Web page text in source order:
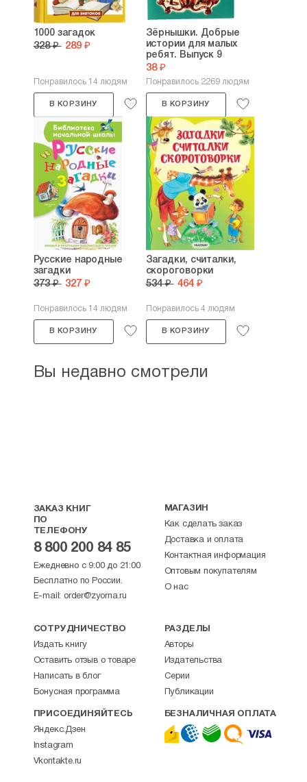
1000 загадок
328 ₽ 289 ₽
Понравилось 14 людям
В КОРЗИНУ
Зёрнышки. Добрые
истории для малых
ребят. Выпуск 9
38 ₽
Понравилось 2269 людям
В КОРЗИНУ
Русские народные
загадки
373 ₽ 327 ₽
Понравилось 14 людям
В КОРЗИНУ
Загадки, считалки,
скороговорки
534 ₽ 464 ₽
Понравилось 4 людям
В КОРЗИНУ
Вы недавно смотрели
ЗАКАЗ КНИГ
ПО
ТЕЛЕФОНУ
8 800 200 84 85
Ежедневно с 9:00 до 21:00
Бесплатно по России.
E-mail: order@zyorna.ru
МАГАЗИН
Как сделать заказ
Доставка и оплата
Контактная информация
Оптовым покупателям
О нас
СОТРУДНИЧЕСТВО
Издать книгу
Оставить отзыв о товаре
Написать в блог
Бонусная программа
РАЗДЕЛЫ
Авторы
Издательства
Серии
Публикации
ПРИСОЕДИНЯЙТЕСЬ
Яндекс.Дзен
Instagram
Vkontakte.ru
БЕЗНАЛИЧНАЯ ОПЛАТА